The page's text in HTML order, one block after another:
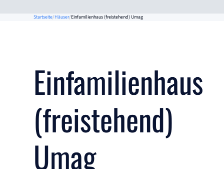
Startseite Häuser Einfamilienhaus (freistehend) Umag
Einfamilienhaus
(freistehend)
Umag